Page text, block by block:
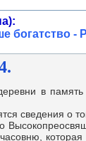
богатство -
в память
сведения о